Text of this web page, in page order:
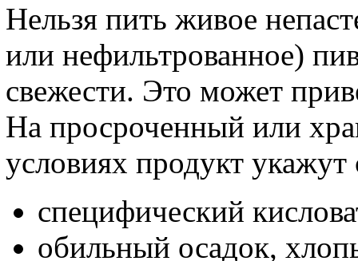
Нельзя пить живое
или нефильтрованное)
свежести. Это может
На просроченный или
условиях продукт
специфический
обильный осадок,